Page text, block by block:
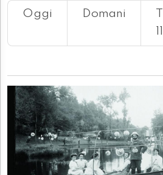
Oggi Domani
11